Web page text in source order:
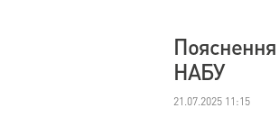
НАБУ
21.07.2025 11:15